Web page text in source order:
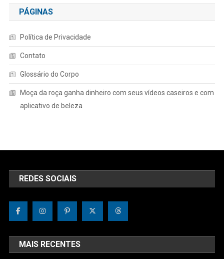
PÁGINAS
Política de Privacidade
Contato
Glossário do Corpo
Moça da roça ganha dinheiro com seus vídeos caseiros e com
aplicativo de beleza
REDES SOCIAIS
MAIS RECENTES